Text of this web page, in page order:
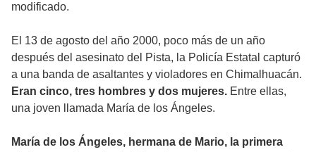
modificado.
El 13 de agosto del año 2000, poco más de un año
después del asesinato del Pista, la Policía Estatal capturó
a una banda de asaltantes y violadores en Chimalhuacán.
Eran cinco, tres hombres y dos mujeres. Entre ellas,
una joven llamada María de los Ángeles.
María de los Ángeles, hermana de Mario, la primera